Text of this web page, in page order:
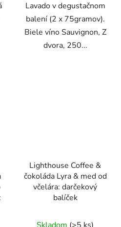
Lavado v degustačnom
balení (2 x 75gramov).
Biele víno Sauvignon, Z
dvora, 250...
Lighthouse Coffee &
čokoláda Lyra & med od
včelára: darčekový
balíček